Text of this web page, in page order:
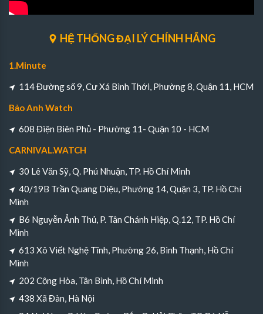
HỆ THỐNG ĐẠI LÝ CHÍNH HÃNG
1.Minute
114 Đường số 9, Cư Xá Bình Thới, Phường 8, Quận 11, HCM
Bảo Anh Watch
608 Điện Biên Phủ - Phường 11- Quận 10 - HCM
CARNIVAL.WATCH
30 Lê Văn Sỹ, Q. Phú Nhuận, TP. Hồ Chí Minh
40/19B Trần Quang Diệu, Phường 14, Quận 3, TP. Hồ Chí
Minh
B6 Nguyễn Ảnh Thủ, P. Tân Chánh Hiệp, Q.12, TP. Hồ Chí
Minh
613 Xô Viết Nghệ Tĩnh, Phường 26, Bình Thạnh, Hồ Chí
Minh
202 Cộng Hòa, Tân Bình, Hồ Chí Minh
438 Xã Đàn, Hà Nội